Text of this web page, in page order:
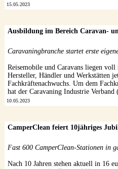
15.05.2023
Ausbildung im Bereich Caravan-
Caravaningbranche startet erste
Reisemobile und Caravans liegen
Hersteller, Händler und Werkstätten
Fachkräftenachwuchs. Um dem
hat der Caravaning Industrie
10.05.2023
CamperClean feiert 10jähriges
Fast 600 CamperClean-Stationen in
Nach 10 Jahren stehen aktuell in 16